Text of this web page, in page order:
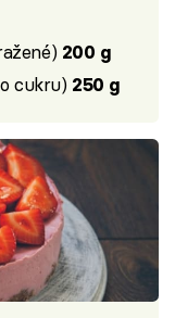
200 g
cukru) 250 g